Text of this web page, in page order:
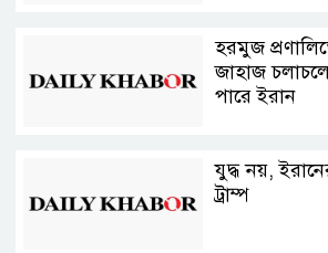
হরমুজ
জাহাজ
পারে ইরান
যুদ্ধ নয়,
ট্রাম্প